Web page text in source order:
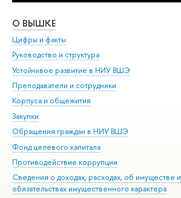
О ВЫШКЕ
Цифры и факты
Руководство и структура
Устойчивое развитие в НИУ ВШЭ
Преподаватели и сотрудники
Корпуса и общежития
Закупки
Обращения граждан в НИУ ВШЭ
Фонд целевого капитала
Противодействие коррупции
Сведения о доходах, расходах, об имуществе и
обязательствах имущественного характера